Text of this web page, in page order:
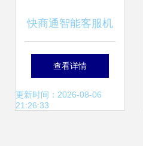
快商通智能客服机
器人 人机协作实现
教育咨询服务的智
查看详情
更新时间：2026-08-06
21:26:33